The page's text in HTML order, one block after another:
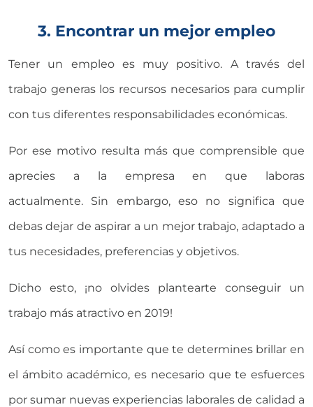
3. Encontrar un mejor empleo
Tener un empleo es muy positivo. A través del
trabajo generas los recursos necesarios para cumplir
con tus diferentes responsabilidades económicas.
Por ese motivo resulta más que comprensible que
aprecies a la empresa en que laboras
actualmente. Sin embargo, eso no significa que
debas dejar de aspirar a un mejor trabajo, adaptado a
tus necesidades, preferencias y objetivos.
Dicho esto, ¡no olvides plantearte conseguir un
trabajo más atractivo en 2019!
Así como es importante que te determines brillar en
el ámbito académico, es necesario que te esfuerces
por sumar nuevas experiencias laborales de calidad a